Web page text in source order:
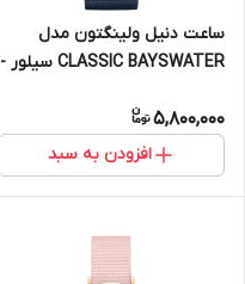
ساعت دنیل ولینگتون مدل
CLASSIC BAYSWATER سیلور -
5,800,000
افزودن به سبد